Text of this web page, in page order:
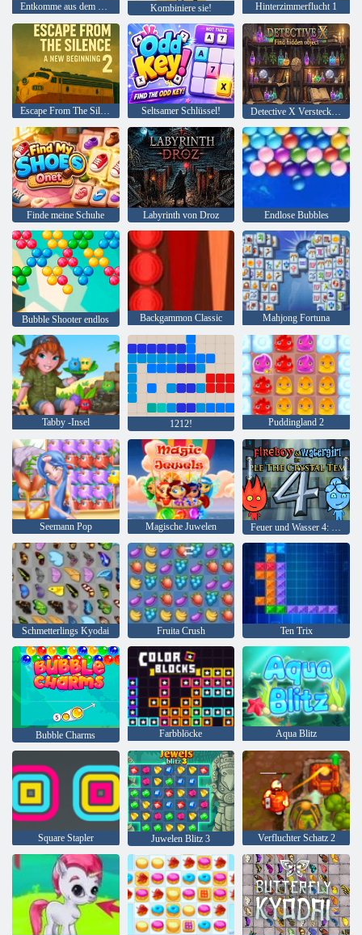
Entkomme aus dem Haus eines seltsamen Mädchens Kombiniere sie! Hinterzimmerflucht 1
Escape From The Silence 2 ein Neuanfang Seltsamer Schlüssel! Detective X Verstecktes Objekt finden
Finde meine Schuhe Labyrinth von Droz Endlose Bubbles
Bubble Shooter endlos Backgammon Classic Mahjong Fortuna
Tabby -Insel 1212! Puddingland 2
Seemann Pop Magische Juwelen Feuer und Wasser 4: Kristalltempel
Schmetterlings Kyodai Fruita Crush Ten Trix
Bubble Charms Farbblöcke Aqua Blitz
Square Stapler Juwelen Blitz 3 Verfluchter Schatz 2